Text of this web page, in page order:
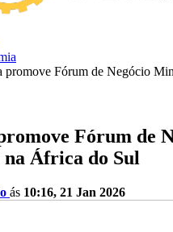
promove Fórum de Negócio
Fórum de
África do Sul
ás 10:16, 21 Jan 2026